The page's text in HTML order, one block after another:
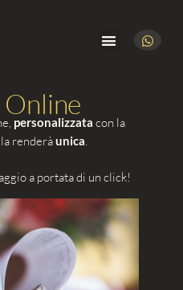
Online
personalizzata con la
renderàunica.
a portata di un click!